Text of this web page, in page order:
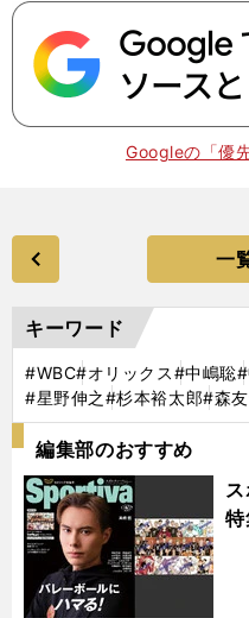
Googleの「優
一
キーワード
#WBC#オリックス#中嶋聡
#星野伸之#杉本裕太郎#森
編集部のおすすめ